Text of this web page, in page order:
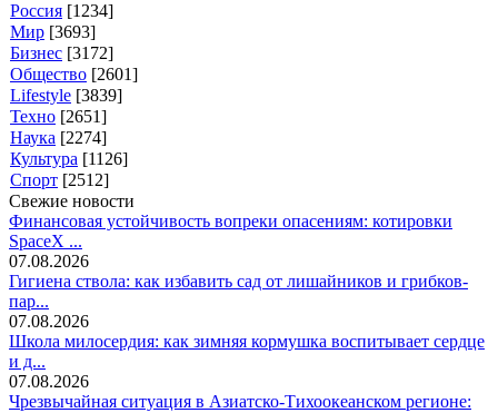
Россия [1234]
Мир [3693]
Бизнес [3172]
Общество [2601]
Lifestyle [3839]
Техно [2651]
Наука [2274]
Культура [1126]
Спорт [2512]
Свежие новости
Финансовая устойчивость вопреки опасениям: котировки
SpaceX ...
07.08.2026
Гигиена ствола: как избавить сад от лишайников и грибков-
пар...
07.08.2026
Школа милосердия: как зимняя кормушка воспитывает сердце
и д...
07.08.2026
Чрезвычайная ситуация в Азиатско-Тихоокеанском регионе: